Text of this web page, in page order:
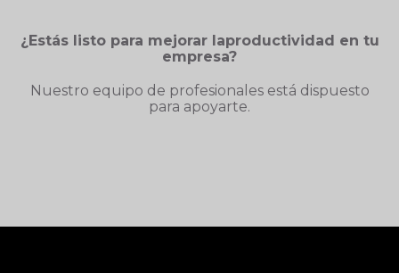
¿Estás listo para mejorar laproductividad en tu
empresa?
Nuestro equipo de profesionales está dispuesto
para apoyarte.